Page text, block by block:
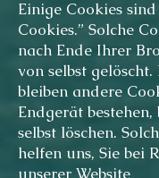
Einige Cookies sind
Cookies.” Solche
nach Ende Ihrer
von selbst
bleiben andere
Endgerät bestehen,
selbst löschen.
helfen uns, Sie bei
unserer Website